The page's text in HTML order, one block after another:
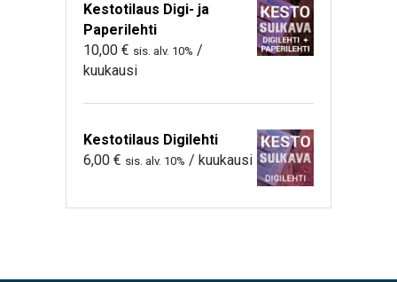
Kestotilaus Digi- ja
Paperilehti
10,00 € sis. alv. 10% /
kuukausi
Kestotilaus Digilehti
6,00 € sis. alv. 10% / kuukausi